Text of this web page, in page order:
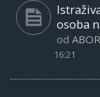
osoba
od
16:21